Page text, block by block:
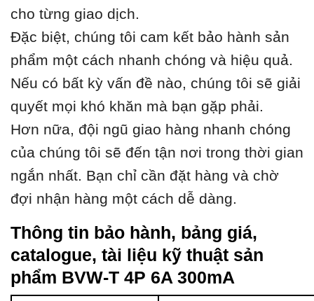
cho từng giao dịch.
Đặc biệt, chúng tôi cam kết bảo hành sản
phẩm một cách nhanh chóng và hiệu quả.
Nếu có bất kỳ vấn đề nào, chúng tôi sẽ giải
quyết mọi khó khăn mà bạn gặp phải.
Hơn nữa, đội ngũ giao hàng nhanh chóng
của chúng tôi sẽ đến tận nơi trong thời gian
ngắn nhất. Bạn chỉ cần đặt hàng và chờ
đợi nhận hàng một cách dễ dàng.
Thông tin bảo hành, bảng giá,
catalogue, tài liệu kỹ thuật sản
phẩm BVW-T 4P 6A 300mA